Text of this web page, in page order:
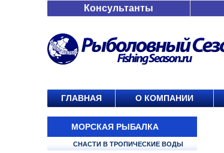
Консультанты
ГЛАВНАЯ О КОМПАНИИ
МОРСКАЯ РЫБАЛКА
СНАСТИ В ТРОПИЧЕСКИЕ ВОДЫ